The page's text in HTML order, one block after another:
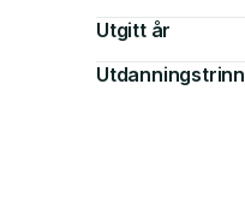
Utgitt år
Utdanningstrinn